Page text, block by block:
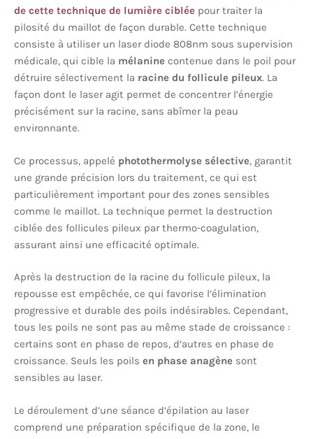
de cette technique de lumière ciblée pour traiter la
pilosité du maillot de façon durable. Cette technique
consiste à utiliser un laser diode 808nm sous supervision
médicale, qui cible la mélanine contenue dans le poil pour
détruire sélectivement la racine du follicule pileux. La
façon dont le laser agit permet de concentrer l’énergie
précisément sur la racine, sans abîmer la peau
environnante.
Ce processus, appelé photothermolyse sélective, garantit
une grande précision lors du traitement, ce qui est
particulièrement important pour des zones sensibles
comme le maillot. La technique permet la destruction
ciblée des follicules pileux par thermo-coagulation,
assurant ainsi une efficacité optimale.
Après la destruction de la racine du follicule pileux, la
repousse est empêchée, ce qui favorise l’élimination
progressive et durable des poils indésirables. Cependant,
tous les poils ne sont pas au même stade de croissance :
certains sont en phase de repos, d’autres en phase de
croissance. Seuls les poils en phase anagène sont
sensibles au laser.
Le déroulement d’une séance d’épilation au laser
comprend une préparation spécifique de la zone, le